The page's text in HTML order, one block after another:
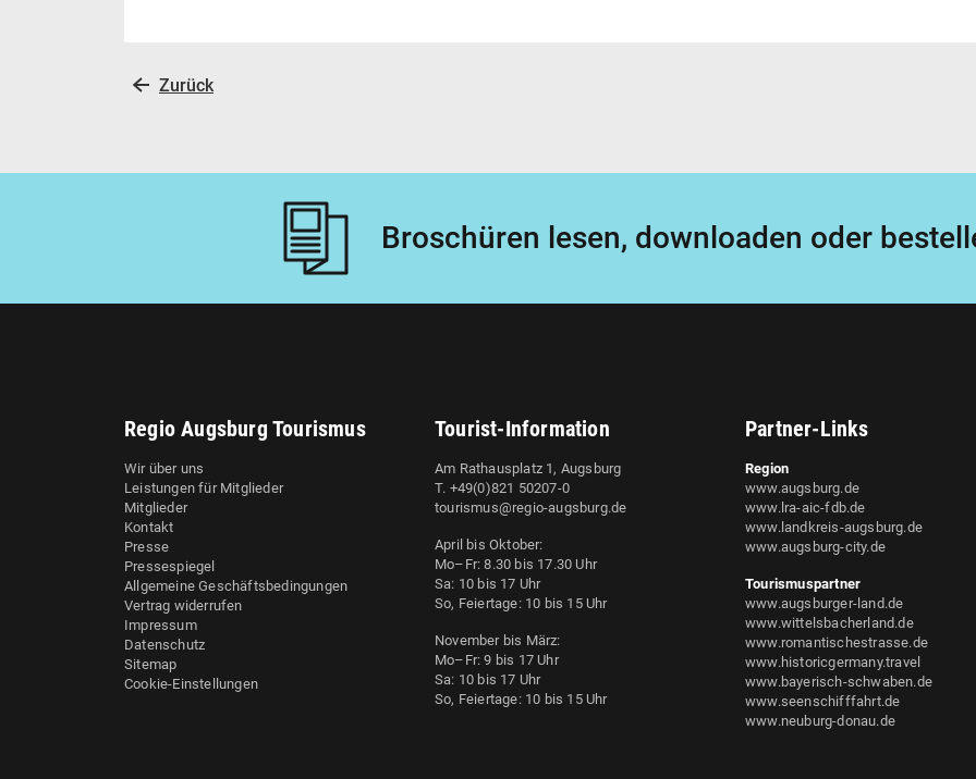
Zurück
Broschüren lesen, downloaden oder
Regio Augsburg Tourismus
Wir über uns
Leistungen für Mitglieder
Mitglieder
Kontakt
Presse
Pressespiegel
Allgemeine Geschäftsbedingungen
Vertrag widerrufen
Impressum
Datenschutz
Sitemap
Cookie-Einstellungen
Tourist-Information
Am Rathausplatz 1, Augsburg
T. +49(0)821 50207-0
tourismus@regio-augsburg.de
April bis Oktober:
Mo–Fr: 8.30 bis 17.30 Uhr
Sa: 10 bis 17 Uhr
So, Feiertage: 10 bis 15 Uhr
November bis März:
Mo–Fr: 9 bis 17 Uhr
Sa: 10 bis 17 Uhr
So, Feiertage: 10 bis 15 Uhr
Partner-Links
Region
www.augsburg.de
www.lra-aic-fdb.de
www.landkreis-augsburg.de
www.augsburg-city.de
Tourismuspartner
www.augsburger-land.de
www.wittelsbacherland.de
www.romantischestrasse.de
www.historicgermany.travel
www.bayerisch-schwaben.de
www.seenschifffahrt.de
www.neuburg-donau.de